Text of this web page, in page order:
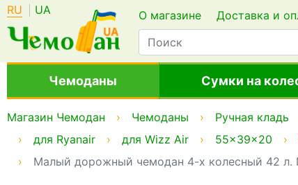
RU UA О магазине Доставка и
Чемоданы Сумки на
Магазин Чемодан Чемоданы Ручная кладь
для Ryanair
для Wizz Air 55x39x20
Малый дорожный чемодан 4-х колесный 42 л.